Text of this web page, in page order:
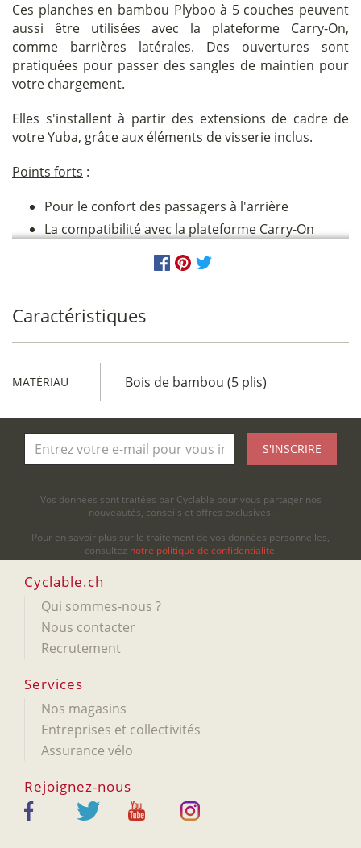
Ces planches en bambou Plyboo à 5 couches peuvent
aussi être utilisées avec la plateforme Carry-On,
comme barrières latérales. Des ouvertures sont
pratiquées pour passer des sangles de maintien pour
votre chargement.
Elles s'installent à partir des extensions de cadre de
votre Yuba, grâce aux éléments de visserie inclus.
Points forts :
Pour le confort des passagers à l'arrière
La compatibilité avec la plateforme Carry-On
Caractéristiques
MATÉRIAU Bois de bambou (5 plis)
S'INSCRIRE
Vos données sont traitées par Cyclable pour vous partager nos
nouveautés, conseils et offres exclusives.
Pour en savoir plus sur le traitement de vos données personnelles,
consultez notre politique de confidentialité.
Cyclable.ch
Qui sommes-nous ?
Nous contacter
Recrutement
Services
Nos magasins
Entreprises et collectivités
Assurance vélo
Rejoignez-nous